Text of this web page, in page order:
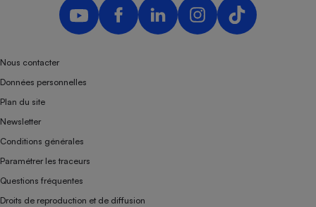
Nous contacter
Données personnelles
Plan du site
Newsletter
Conditions générales
Paramétrer les traceurs
Questions fréquentes
Droits de reproduction et de diffusion